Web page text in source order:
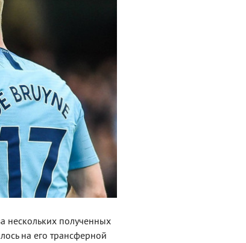
нескольких полученных
на его трансферной